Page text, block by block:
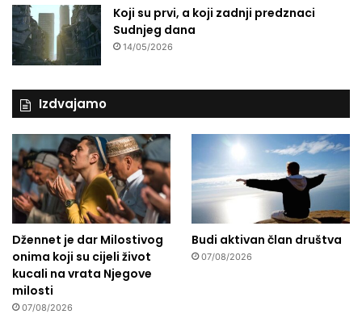
Koji su prvi, a koji zadnji predznaci
Sudnjeg dana
14/05/2026
Izdvajamo
Džennet je dar Milostivog
onima koji su cijeli život
kucali na vrata Njegove
milosti
07/08/2026
Budi aktivan član društva
07/08/2026